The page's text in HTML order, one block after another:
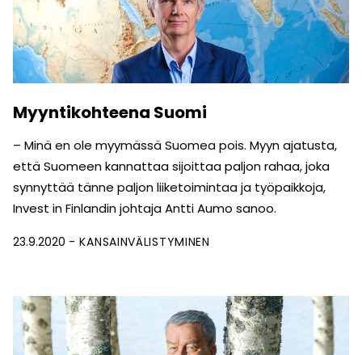
Myyntikohteena Suomi
– Minä en ole myymässä Suomea pois. Myyn ajatusta,
että Suomeen kannattaa sijoittaa paljon rahaa, joka
synnyttää tänne paljon liiketoimintaa ja työpaikkoja,
Invest in Finlandin johtaja Antti Aumo sanoo.
23.9.2020 KANSAINVÄLISTYMINEN